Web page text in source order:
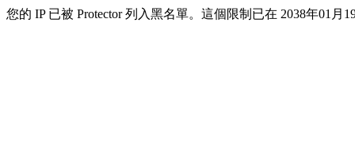
您的 IP 已被 Protector 列入黑名單。這個限制已在 2038年01月